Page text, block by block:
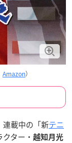
Amazon）
連載中の「新テニ
ター・ 越知月光